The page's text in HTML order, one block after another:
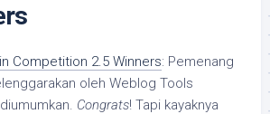
Competition 2.5 Winners: Pemenang
oleh Weblog Tools
Congrats! Tapi kayaknya